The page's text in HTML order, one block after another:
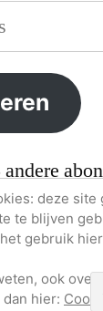
deze
te blijven
gebruik
ook over
hier: